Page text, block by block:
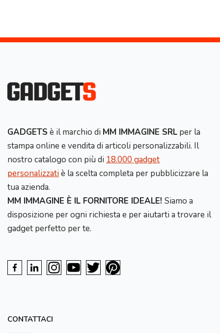
GADGETS è il marchio di MM IMMAGINE SRL per la
stampa online e vendita di articoli personalizzabili. Il
nostro catalogo con più di 18.000 gadget
personalizzatiè la scelta completa per pubblicizzare la
tua azienda.
MM IMMAGINE È IL FORNITORE IDEALE! Siamo a
disposizione per ogni richiesta e per aiutarti a trovare il
gadget perfetto per te.
CONTATTACI